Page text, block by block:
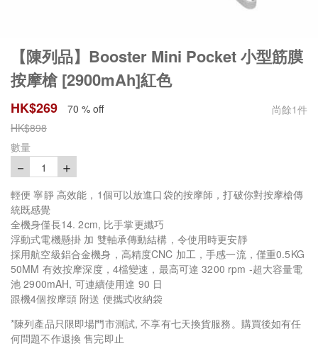
【陳列品】Booster Mini Pocket 小型筋膜
按摩槍 [2900mAh]紅色
HK$269 70 % off 尚餘1件
HK$898
數量
－ 1 ＋
輕便 寧靜 高效能，1個可以放進口袋的按摩師，打破你對按摩槍傳
統既感覺
全機身僅長14. 2cm, 比手掌更纖巧
浮動式電機懸掛 加 雙軸承傳動結構，令使用時更安靜
採用航空級鋁合金機身，高精度CNC 加工，手感一流，僅重0.5KG
50MM 有效按摩深度，4檔變速，最高可達 3200 rpm -超大容量電
池 2900mAH, 可連續使用達 90 日
跟機4個按摩頭 附送 便攜式收納袋
*陳列產品只限即場門市測試, 不享有七天換貨服務。購買後如有任
何問題不作退換 售完即止